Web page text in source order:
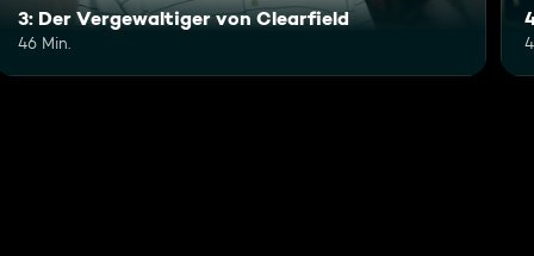
3: Der Vergewaltiger von Clearfield
46 Min.